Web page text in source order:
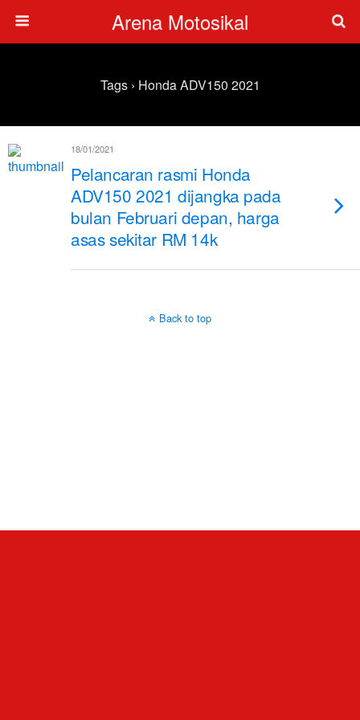
Arena Motosikal
Tags › Honda ADV150 2021
18/01/2021
Pelancaran rasmi Honda
ADV150 2021 dijangka pada
bulan Februari depan, harga
asas sekitar RM 14k
Back to top